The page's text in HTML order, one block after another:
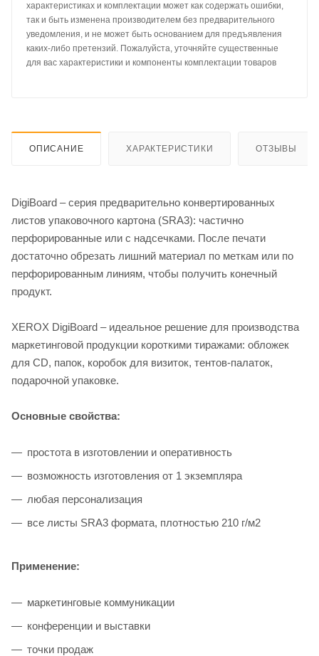
характеристиках и комплектации может как содержать ошибки,
так и быть изменена производителем без предварительного
уведомления, и не может быть основанием для предъявления
каких-либо претензий. Пожалуйста, уточняйте существенные
для вас характеристики и компоненты комплектации товаров
ОПИСАНИЕ ХАРАКТЕРИСТИКИ ОТЗЫВЫ
DigiBoard – серия предварительно конвертированных
листов упаковочного картона (SRA3): частично
перфорированные или с надсечками. После печати
достаточно обрезать лишний материал по меткам или по
перфорированным линиям, чтобы получить конечный
продукт.
XEROX DigiBoard – идеальное решение для производства
маркетинговой продукции короткими тиражами: обложек
для CD, папок, коробок для визиток, тентов-палаток,
подарочной упаковке.
Основные свойства:
простота в изготовлении и оперативность
возможность изготовления от 1 экземпляра
любая персонализация
все листы SRA3 формата, плотностью 210 г/м2
Применение:
маркетинговые коммуникации
конференции и выставки
точки продаж